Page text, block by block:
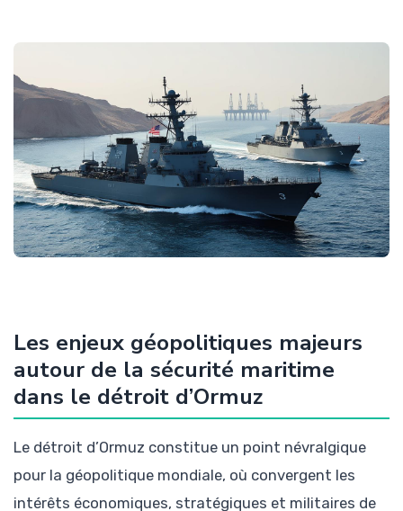
Les enjeux géopolitiques majeurs
autour de la sécurité maritime
dans le détroit d’Ormuz
Le détroit d’Ormuz constitue un point névralgique
pour la géopolitique mondiale, où convergent les
intérêts économiques, stratégiques et militaires de